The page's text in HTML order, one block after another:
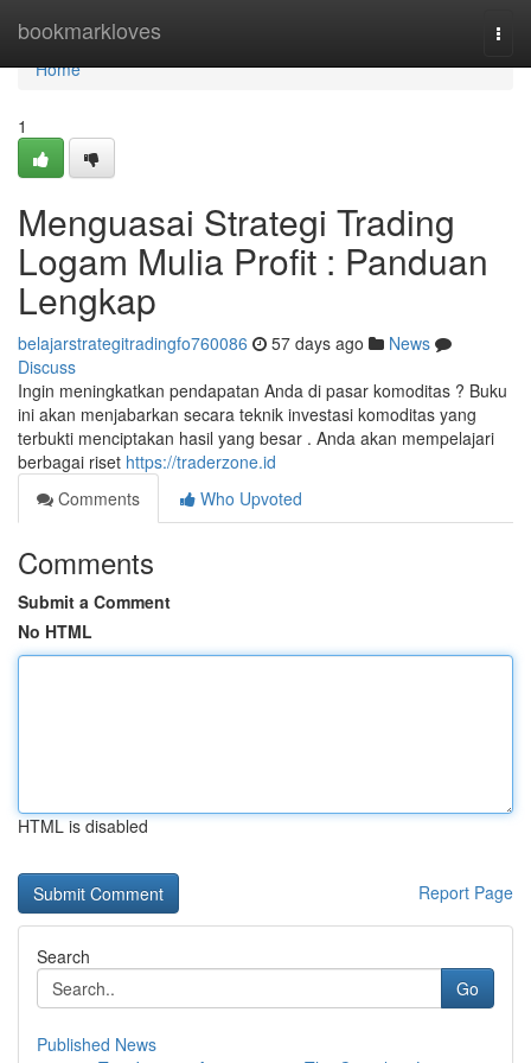
bookmarkloves
Home
Home
1
Menguasai Strategi Trading
Logam Mulia Profit : Panduan
Lengkap
belajarstrategitradingfo760086 57 days ago
News
Discuss
Ingin meningkatkan pendapatan Anda di pasar komoditas ? Buku
ini akan menjabarkan secara teknik investasi komoditas yang
terbukti menciptakan hasil yang besar . Anda akan mempelajari
berbagai riset https://traderzone.id
Comments
Who Upvoted
Comments
Submit a Comment
No HTML
HTML is disabled
Report Page
Search
Go
Published News